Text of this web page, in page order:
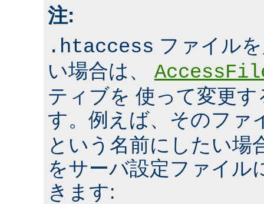
注:
.htaccess ファイル
い場合は、
ティブを 使って変更
す。例えば、そのファ
という名前にしたい場
をサーバ設定ファイル
きます: